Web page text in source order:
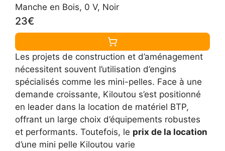
Manche en Bois, 0 V, Noir
23€
Les projets de construction et d’aménagement
nécessitent souvent l’utilisation d’engins
spécialisés comme les mini-pelles. Face à une
demande croissante, Kiloutou s’est positionné
en leader dans la location de matériel BTP,
offrant un large choix d’équipements robustes
et performants. Toutefois, le prix de la location
d’une mini pelle Kiloutou varie